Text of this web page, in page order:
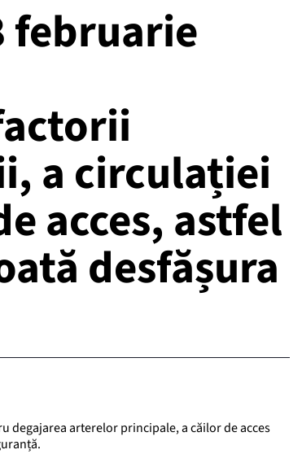
februarie
a circulației
acces, astfel
desfășura
degajarea arterelor principale, a căilor de acces